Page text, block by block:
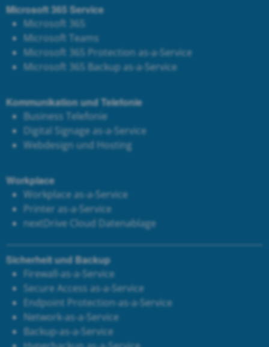
Microsoft 365 Service
Microsoft 365
Microsoft Teams
Microsoft 365 Protection as-a-Service
Microsoft 365 Backup as-a-Service
Kommunikation und Telefonie
Business Telefonie
Digital Signage as-a-Service
Webdesign und Hosting
Workplace
Workplace as-a-Service
Printer as-a-Service
nextDrive Cloud Datenablage
Sicherheit und Backup
Firewall-as-a-Service
Secure Access as-a-Service
Endpoint Protection-as-a-Service
Network-as-a-Service
Backup-as-a-Service